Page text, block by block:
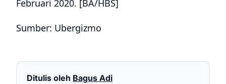
Februari 2020. [BA/HBS]
Sumber: Ubergizmo
Ditulis oleh Bagus Adi